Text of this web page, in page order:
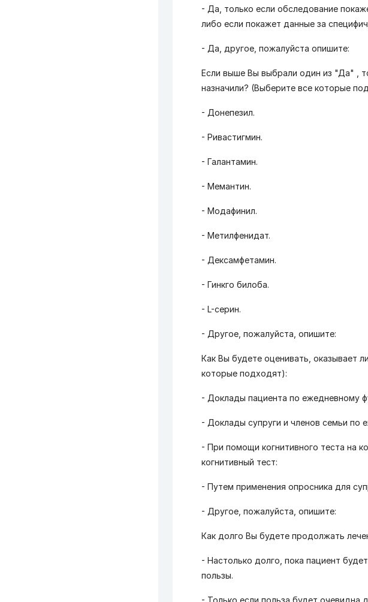
- Да, только если обследование
либо если покажет данные за
- Да, другое, пожалуйста опишите:
Если выше Вы выбрали один из "Да" ,
назначили? (Выберите все которые
- Донепезил.
- Ривастигмин.
- Галантамин.
- Мемантин.
- Модафинил.
- Метилфенидат.
- Дексамфетамин.
- Гинкго билоба.
- L-серин.
- Другое, пожалуйста, опишите:
Как Вы будете оценивать, оказывает
которые подходят):
- Доклады пациента по ежедневному
- Доклады супруги и членов семьи по
- При помощи когнитивного теста на
когнитивный тест:
- Путем применения опросника для
- Другое, пожалуйста, опишите:
Как долго Вы будете продолжать
- Настолько долго, пока пациент
пользы.
- Только если польза будет очевидна